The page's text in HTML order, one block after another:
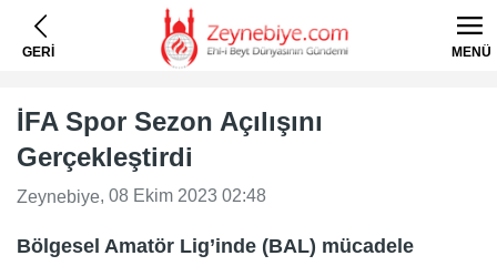
GERİ MENÜ
İFA Spor Sezon Açılışını
Gerçekleştirdi
Zeynebiye, 08 Ekim 2023 02:48
Bölgesel Amatör Lig’inde (BAL) mücadele